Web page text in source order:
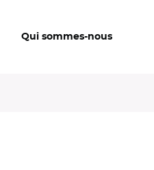
Qui sommes-nous